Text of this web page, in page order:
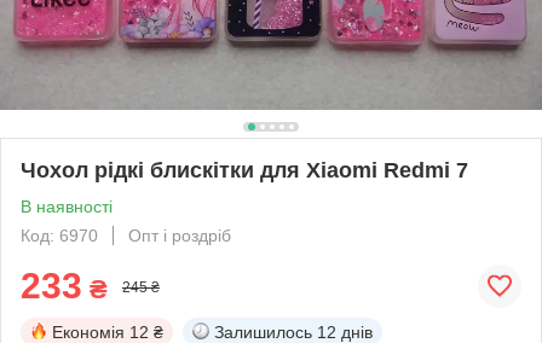
Чохол рідкі блискітки для Xiaomi Redmi 7
В наявності
Код: 6970
Опт і роздріб
233 ₴ 245 ₴
Економія 12 ₴ Залишилось 12 днів